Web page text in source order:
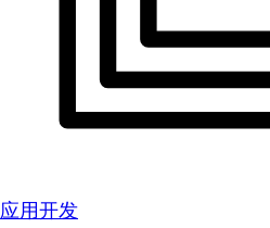
应用开发